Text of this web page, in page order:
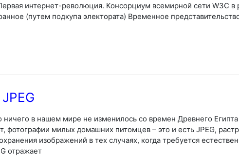
интернет-революция. Консорциум всемирной сети W3C в
(путем подкупа электората) Временное
ничего в нашем мире не изменилось со времен Древнего
фотографии милых домашних питомцев – это и есть JPEG,
изображений в тех случаях, когда требуется
отражает